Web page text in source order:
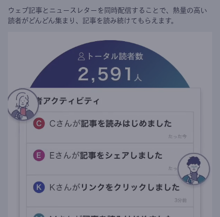
ウェブ記事とニュースレターを同時配信することで、熱量の高い
読者がどんどん集まり、記事を読み続けてもらえます。